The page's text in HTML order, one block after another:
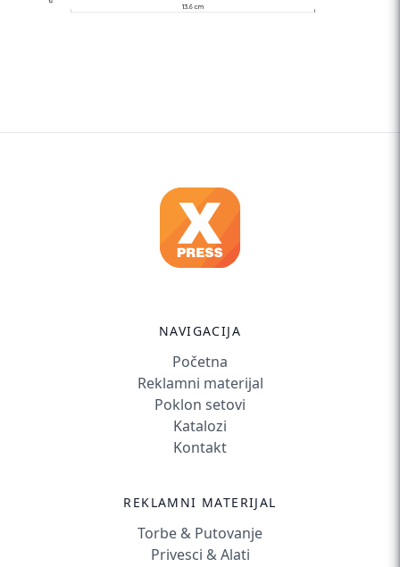
NAVIGACIJA
Početna
Reklamni materijal
Poklon setovi
Katalozi
Kontakt
REKLAMNI MATERIJAL
Torbe & Putovanje
Privesci & Alati